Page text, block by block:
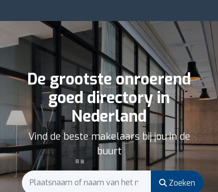
De grootste onroerend
goed directory in
Nederland
Vind de beste makelaars bij jou in de
buurt
Zoeken